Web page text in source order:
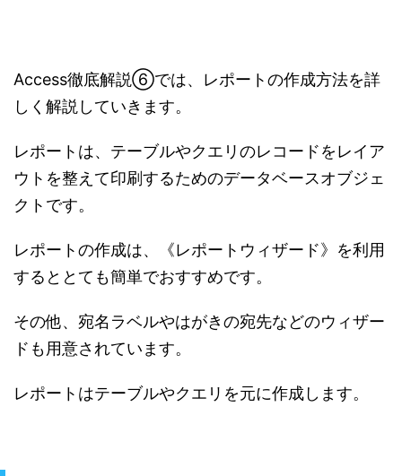
Access徹底解説⑥では、レポートの作成方法を詳
しく解説していきます。
レポートは、テーブルやクエリのレコードをレイア
ウトを整えて印刷するためのデータベースオブジェ
クトです。
レポートの作成は、《レポートウィザード》を利用
するととても簡単でおすすめです。
その他、宛名ラベルやはがきの宛先などのウィザー
ドも用意されています。
レポートはテーブルやクエリを元に作成します。